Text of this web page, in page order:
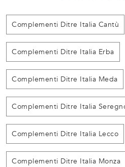
Complementi Ditre Italia Cantù
Complementi Ditre Italia Erba
Complementi Ditre Italia Meda
Complementi Ditre Italia
Complementi Ditre Italia Lecco
Complementi Ditre Italia Monza